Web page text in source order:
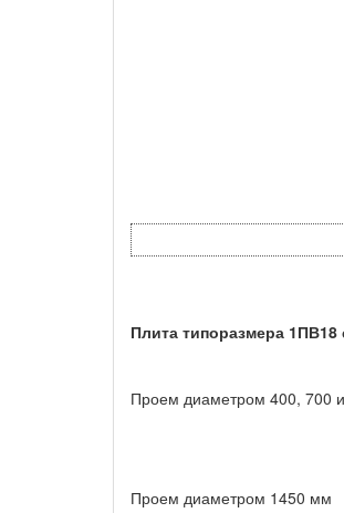
Плита типоразмера
Проем диаметром 400, 700
Проем диаметром 1450 мм